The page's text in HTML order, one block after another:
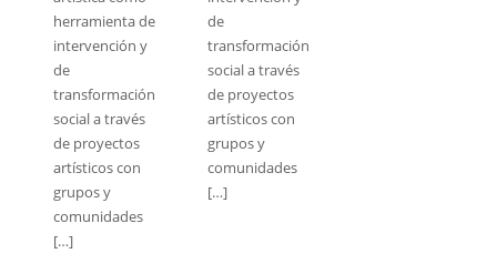
herramienta de
intervención y
de
transformación
social a través
de proyectos
artísticos con
grupos y
comunidades
[…]
de
transformación
social a través
de proyectos
artísticos con
grupos y
comunidades
[…]